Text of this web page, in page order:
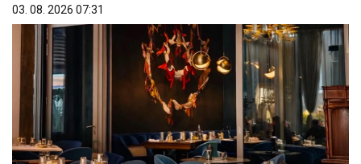
03. 08. 2026 07:31